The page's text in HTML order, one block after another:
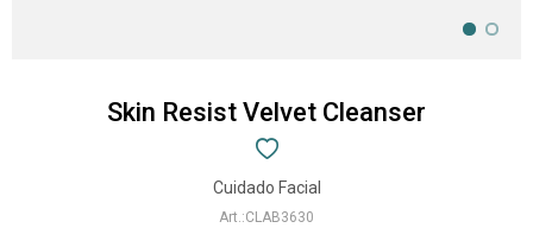
Skin Resist Velvet Cleanser
Cuidado Facial
CLAB3630